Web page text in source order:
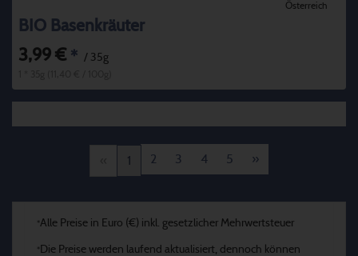
Österreich
BIO Basenkräuter
3,99 € * / 35g
1 2 3 4 5 »
*Alle Preise in Euro (€) inkl. gesetzlicher Mehrwertsteuer
* Die Preise werden laufend aktualisiert, dennoch können